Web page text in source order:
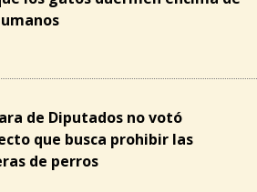
de Diputados no votó
que busca prohibir las
de perros